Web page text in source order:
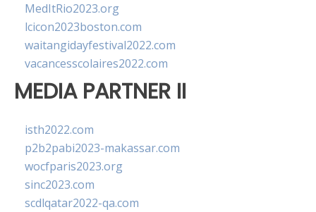
MedItRio2023.org
lcicon2023boston.com
waitangidayfestival2022.com
vacancesscolaires2022.com
MEDIA PARTNER II
isth2022.com
p2b2pabi2023-makassar.com
wocfparis2023.org
sinc2023.com
scdlqatar2022-qa.com